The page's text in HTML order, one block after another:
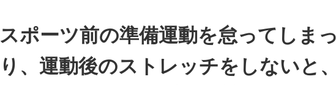
スポーツ前の準備運動を怠ってしま
り、運動後のストレッチをしないと